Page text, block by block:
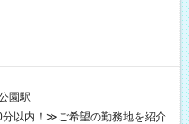
園駅
以内！≫ご希望の勤務地を紹介